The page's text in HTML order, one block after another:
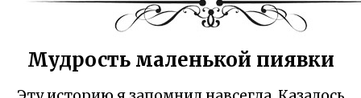
Мудрость маленькой пиявки